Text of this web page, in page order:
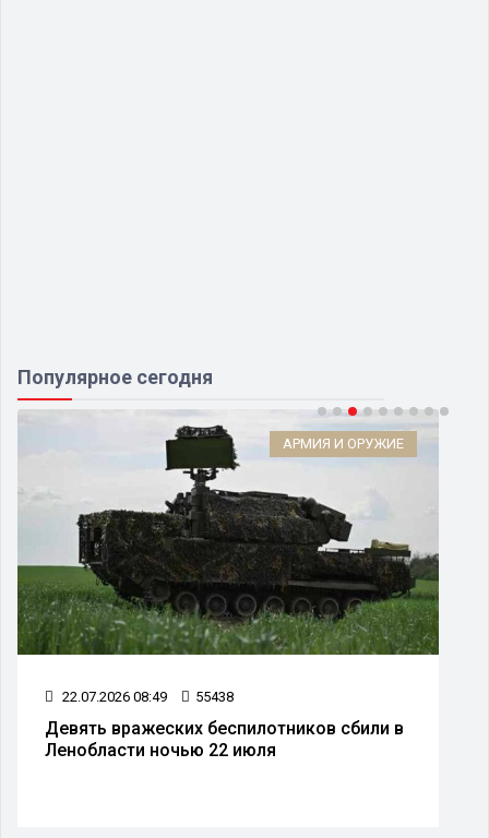
Популярное сегодня
АРМИЯ И ОРУЖИЕ
22.07.2026 08:49 55438
Девять вражеских беспилотников сбили в
Ленобласти ночью 22 июля